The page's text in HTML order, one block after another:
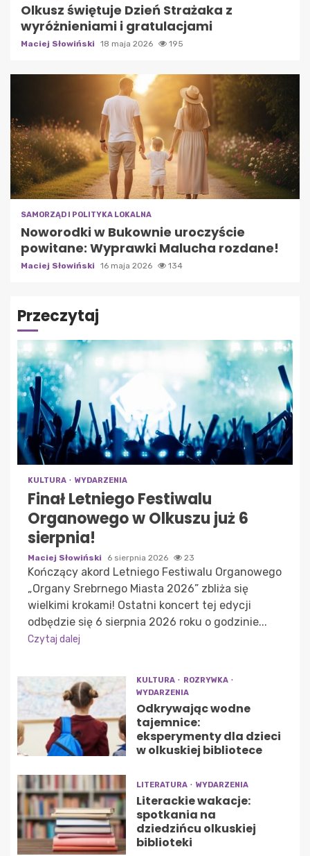
Olkusz świętuje Dzień Strażaka z
wyróżnieniami i gratulacjami
Maciej Słowiński 18 maja 2026 195
SAMORZĄD I POLITYKA LOKALNA
Noworodki w Bukownie uroczyście
powitane: Wyprawki Malucha rozdane!
Maciej Słowiński 16 maja 2026 134
Przeczytaj
KULTURA WYDARZENIA
Finał Letniego Festiwalu
Organowego w Olkuszu już 6
sierpnia!
Maciej Słowiński 6 sierpnia 2026 23
Kończący akord Letniego Festiwalu Organowego
„Organy Srebrnego Miasta 2026” zbliża się
wielkimi krokami! Ostatni koncert tej edycji
odbędzie się 6 sierpnia 2026 roku o godzinie...
Czytaj dalej
KULTURA
ROZRYWKA
WYDARZENIA
Odkrywając wodne
tajemnice:
eksperymenty dla dzieci
w olkuskiej bibliotece
LITERATURA WYDARZENIA
Literackie wakacje:
spotkania na
dziedzińcu olkuskiej
biblioteki